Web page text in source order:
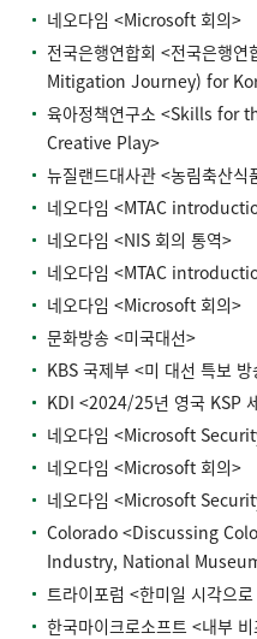
네오다임 <Microsoft 회의>
전국은행연합회 <전국은행
Mitigation Journey) for
육아정책연구소 <Skills for
Creative Play>
뉴질랜드대사관 <농림축산
네오다임 <MTAC
네오다임 <NIS 회의 통역>
네오다임 <MTAC
네오다임 <Microsoft 회의>
문화방송 <미국대선>
KBS 국제부 <미 대선 특보
KDI <2024/25년 영국 KSP
네오다임 <Microsoft
네오다임 <Microsoft 회의>
네오다임 <Microsoft
Colorado <Discussing
Industry, National
트라이포럼 <한미일 시각으
한국마이크로소프트 <내부